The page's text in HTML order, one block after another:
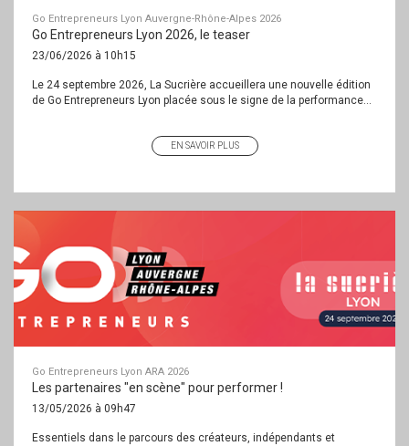
Go Entrepreneurs Lyon Auvergne-Rhône-Alpes 2026
Go Entrepreneurs Lyon 2026, le teaser
23/06/2026 à 10h15
Le 24 septembre 2026, La Sucrière accueillera une nouvelle édition
de Go Entrepreneurs Lyon placée sous le signe de la performance...
EN SAVOIR PLUS
Go Entrepreneurs Lyon ARA 2026
Les partenaires "en scène" pour performer !
13/05/2026 à 09h47
Essentiels dans le parcours des créateurs, indépendants et